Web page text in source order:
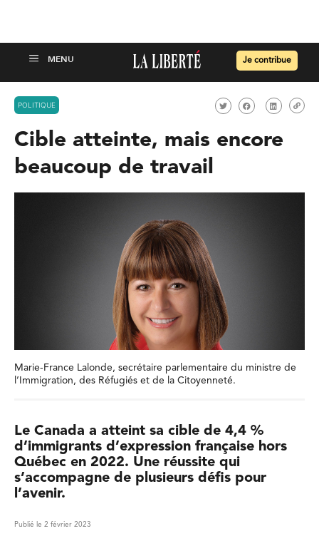
Je contribue
POLITIQUE
Cible atteinte, mais encore
beaucoup de travail
Marie-France Lalonde, secrétaire parlementaire du ministre de
l’Immigration, des Réfugiés et de la Citoyenneté.
Le Canada a atteint sa cible de 4,4 %
d’immigrants d’expression française hors
Québec en 2022. Une réussite qui
s’accompagne de plusieurs défis pour
l’avenir.
Publié le 2 février 2023